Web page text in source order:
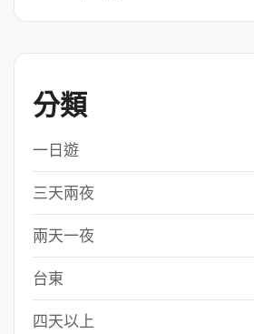
分類
一日遊
三天兩夜
兩天一夜
台東
四天以上